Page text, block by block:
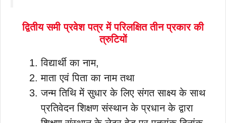
द्वितीय समी प्रवेश पत्र में परिलक्षित तीन प्रकार की
त्रुटियों
विद्यार्थी का नाम,
माता एवं पिता का नाम तथा
जन्म तिथि में सुधार के लिए संगत साक्ष्य के साथ
प्रतिवेदन शिक्षण संस्थान के प्रधान के द्वारा